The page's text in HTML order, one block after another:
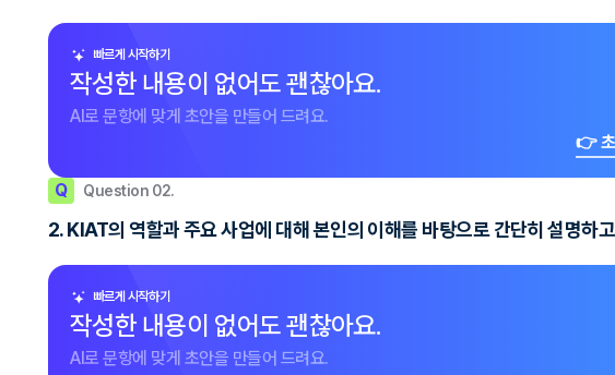
빠르게 시작하기
작성한 내용이 없어도 괜찮아요.
AI로 문항에 맞게 초안을 만들어 드려요.
👉 초
Q Question 02.
2. KIAT의 역할과 주요 사업에 대해 본인의 이해를 바탕으로 간단히 설명하
빠르게 시작하기
작성한 내용이 없어도 괜찮아요.
AI로 문항에 맞게 초안을 만들어 드려요.